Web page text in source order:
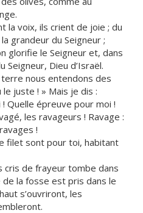
la voix, ils crient de joie ; du
grandeur du Seigneur ;
glorifie le Seigneur et, dans
Seigneur, Dieu d’Israël.
nous entendons des
juste ! » Mais je dis :
Quelle épreuve pour moi !
les ravageurs ! Ravage :
!
filet sont pour toi, habitant
cris de frayeur tombe dans
la fosse est pris dans le
s’ouvriront, les